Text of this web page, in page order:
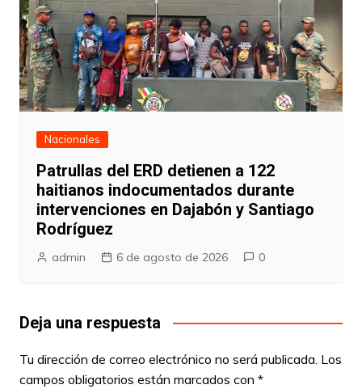
Nacionales
Patrullas del ERD detienen a 122
haitianos indocumentados durante
intervenciones en Dajabón y Santiago
Rodríguez
admin 6 de agosto de 2026 0
Deja una respuesta
Tu dirección de correo electrónico no será publicada. Los
campos obligatorios están marcados con *